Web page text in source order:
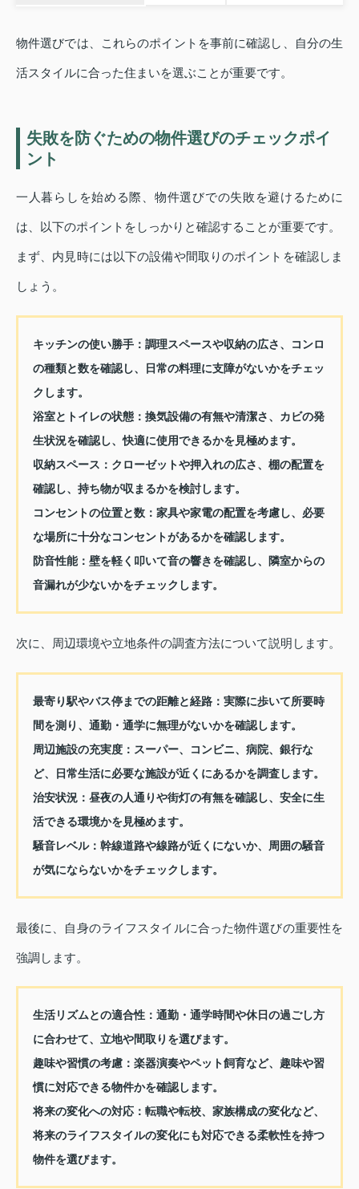
物件選びでは、これらのポイントを事前に確認し、自分の生
活スタイルに合った住まいを選ぶことが重要です。
失敗を防ぐための物件選びのチェックポイ
ント
一人暮らしを始める際、物件選びでの失敗を避けるために
は、以下のポイントをしっかりと確認することが重要です。
まず、内見時には以下の設備や間取りのポイントを確認しま
しょう。
キッチンの使い勝手： 調理スペースや収納の広さ、コンロ
の種類と数を確認し、日常の料理に支障がないかをチェッ
クします。
浴室とトイレの状態： 換気設備の有無や清潔さ、カビの発
生状況を確認し、快適に使用できるかを見極めます。
収納スペース： クローゼットや押入れの広さ、棚の配置を
確認し、持ち物が収まるかを検討します。
コンセントの位置と数： 家具や家電の配置を考慮し、必要
な場所に十分なコンセントがあるかを確認します。
防音性能： 壁を軽く叩いて音の響きを確認し、隣室からの
音漏れが少ないかをチェックします。
次に、周辺環境や立地条件の調査方法について説明します。
最寄り駅やバス停までの距離と経路： 実際に歩いて所要時
間を測り、通勤・通学に無理がないかを確認します。
周辺施設の充実度： スーパー、コンビニ、病院、銀行な
ど、日常生活に必要な施設が近くにあるかを調査します。
治安状況： 昼夜の人通りや街灯の有無を確認し、安全に生
活できる環境かを見極めます。
騒音レベル： 幹線道路や線路が近くにないか、周囲の騒音
が気にならないかをチェックします。
最後に、自身のライフスタイルに合った物件選びの重要性を
強調します。
生活リズムとの適合性： 通勤・通学時間や休日の過ごし方
に合わせて、立地や間取りを選びます。
趣味や習慣の考慮： 楽器演奏やペット飼育など、趣味や習
慣に対応できる物件かを確認します。
将来の変化への対応： 転職や転校、家族構成の変化など、
将来のライフスタイルの変化にも対応できる柔軟性を持つ
物件を選びます。